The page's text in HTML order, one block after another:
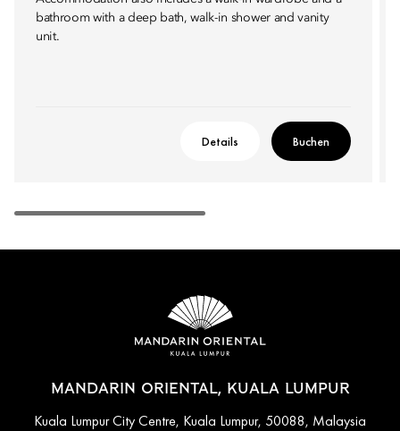
bathroom with a deep bath, walk-in shower and vanity
unit.
Details Buchen
MANDARIN ORIENTAL, KUALA LUMPUR
Kuala Lumpur City Centre, Kuala Lumpur, 50088, Malaysia